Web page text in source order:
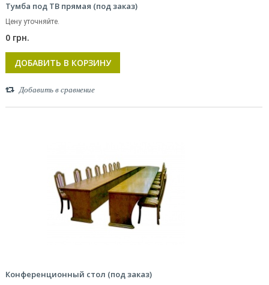
Тумба под ТВ прямая (под заказ)
Цену уточняйте.
0 грн.
ДОБАВИТЬ В КОРЗИНУ
Добавить в сравнение
Конференционный стол (под заказ)